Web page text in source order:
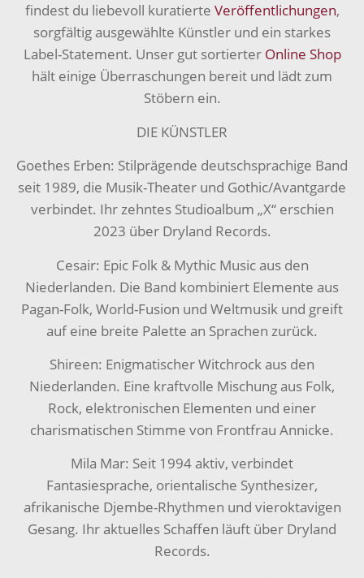
findest du liebevoll kuratierte Veröffentlichungen,
sorgfältig ausgewählte Künstler und ein starkes
Label-Statement. Unser gut sortierter Online Shop
hält einige Überraschungen bereit und lädt zum
Stöbern ein.
DIE KÜNSTLER
Goethes Erben: Stilprägende deutschsprachige Band
seit 1989, die Musik-Theater und Gothic/Avantgarde
verbindet. Ihr zehntes Studioalbum „X“ erschien
2023 über Dryland Records.
Cesair: Epic Folk & Mythic Music aus den
Niederlanden. Die Band kombiniert Elemente aus
Pagan-Folk, World-Fusion und Weltmusik und greift
auf eine breite Palette an Sprachen zurück.
Shireen: Enigmatischer Witchrock aus den
Niederlanden. Eine kraftvolle Mischung aus Folk,
Rock, elektronischen Elementen und einer
charismatischen Stimme von Frontfrau Annicke.
Mila Mar: Seit 1994 aktiv, verbindet
Fantasiesprache, orientalische Synthesizer,
afrikanische Djembe-Rhythmen und vieroktavigen
Gesang. Ihr aktuelles Schaffen läuft über Dryland
Records.